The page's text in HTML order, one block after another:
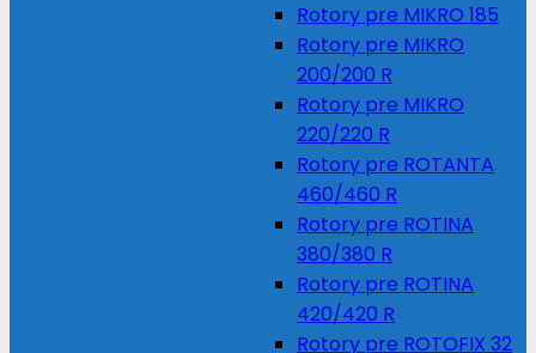
Rotory pre MIKRO 185
Rotory pre MIKRO
200/200 R
Rotory pre MIKRO
220/220 R
Rotory pre ROTANTA
460/460 R
Rotory pre ROTINA
380/380 R
Rotory pre ROTINA
420/420 R
Rotory pre ROTOFIX 32